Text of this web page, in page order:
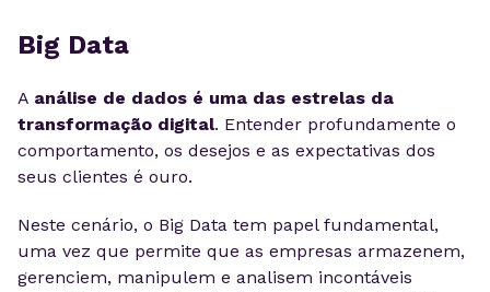
Big Data
A análise de dados é uma das estrelas da
transformação digital. Entender profundamente o
comportamento, os desejos e as expectativas dos
seus clientes é ouro.
Neste cenário, o Big Data tem papel fundamental,
uma vez que permite que as empresas armazenem,
gerenciem, manipulem e analisem incontáveis